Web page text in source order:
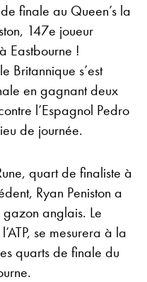
finale au Queen’s la
147e joueur
Eastbourne !
Britannique s’est
en gagnant deux
l’Espagnol Pedro
de journée.
quart de finaliste à
Ryan Peniston a
anglais. Le
se mesurera à la
quarts de finale du